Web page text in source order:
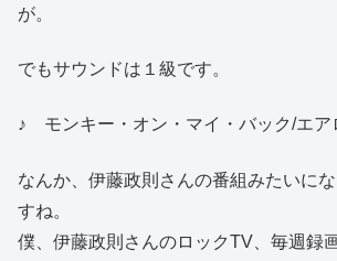
が。
でもサウンドは１級です。
♪ モンキー・オン・マイ・バック/エア
なんか、伊藤政則さんの番組みたいに
すね。
僕、伊藤政則さんのロックTV、毎週録